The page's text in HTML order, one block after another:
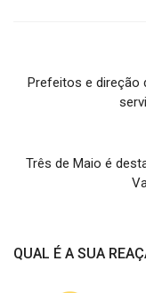
Prefeitos e direção
Três de Maio é
QUAL É A SUA